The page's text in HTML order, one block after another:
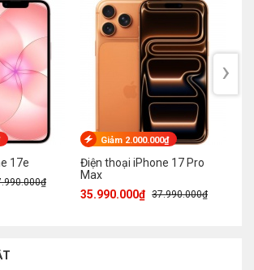
17e
Giảm 2.000.000₫
Điện thoại iPhone 17 Pro
Max
35.990.000₫ 37.990.000₫
›